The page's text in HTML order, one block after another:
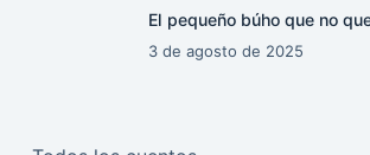
El pequeño búho que no
3 de agosto de 2025